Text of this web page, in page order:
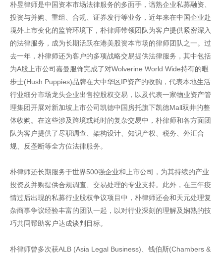
朴昱律师是中国资本市场法律服务的多面手，谙熟企业私募融资、
投资与并购、重组、合规、证券发行等业务，近年来在中国企业赴
境外上市变化的监管环境下，朴律师带领团队为客户提供紧密深入
的法律服务，成为长期活跃在港美股资本市场的律师团队之一。过
去一年，朴律师还为客户的多项战略交易提供法律服务，其中包括
为A股上市公司嘉曼服饰完成了对Wolverine World Wide持有的暇
步士(Hush Puppies)品牌在大中华区IP资产的收购，代表本地生活
行业细分市场龙头企业出售控股权交易，以及代表一家物业资产管
理集团开展对新加坡上市公司凯德中国房托旗下凯德Mall双井的整
体收购。在这些涉及跨境或耗时的复杂交易中，朴律师和各方面团
队为客户提供了尽职调查、架构设计、知识产权、税务、外汇合
规、反垄断等全方位法律服务。
朴律师还长期服务于世界500强企业和上市公司，为其持续的产业
投资及并购提供合规调查、交易处理的专业支持。此外，在三年疫
情过后出现的私募行业股权争议项目中，朴律师还会和天元处理复
杂商事争议经验丰富的团队一起，以对行业深刻的理解及娴熟的技
巧共同帮助客户达成谈判目标。
朴律师曾多次获ALB (Asia Legal Business)、钱伯斯(Chambers &